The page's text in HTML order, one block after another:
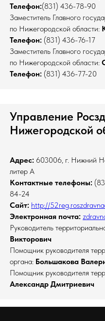
Телефон:(831) 436-78-90
Заместитель Главного
по Нижегородской области:
Телефон: (831) 436-76-17
Заместитель Главного
по Нижегородской области:
Телефон: (831) 436-77-20
Управление
Нижегородской
Адрес: 603006, г. Нижний
литер А
Контактные телефоны:
84-24
Сайт: http://
Электронная почта:
Руководитель
Викторович
Помощник руководителя
органа: Большакова
Помощник руководителя
Александр Дмитриевич